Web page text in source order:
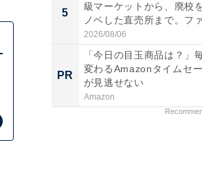
5
級マーケットから、廃校
ノベした直売所まで。フ
ー...
2026/08/06
PR
「今日の目玉商品は？」
変わるAmazonタイムセ
が見逃せない
Amazon